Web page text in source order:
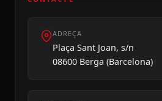
ADREÇA
Plaça Sant Joan, s/n
08600 Berga (Barcelona)